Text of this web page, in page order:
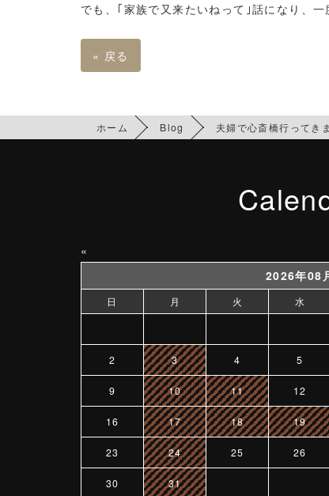
でも、｢家族で又来たいねって｣話になり、
« 戻る
ホーム Blog 夫婦で心斎橋行ってき
«
2026年08
日 月 火 水
2 3 4 5
9 10 11 12
16 17 18 19
23 24 25 26
30 31